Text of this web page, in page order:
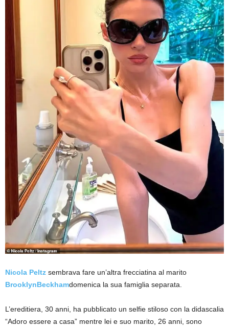
Nicola Peltz sembrava fare un’altra frecciatina al marito
BrooklynBeckhamdomenica la sua famiglia separata.
L’ereditiera, 30 anni, ha pubblicato un selfie stiloso con la didascalia
“Adoro essere a casa” mentre lei e suo marito, 26 anni, sono